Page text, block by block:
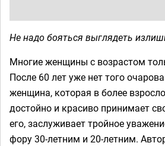
Не надо бояться выглядеть
Многие женщины с возрастом
После 60 лет уже нет того
женщина, которая в более
достойно и красиво принимает
его, заслуживает тройное
фору 30-летним и 20-летним.